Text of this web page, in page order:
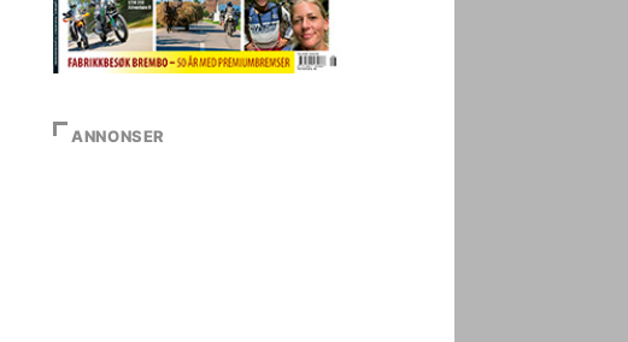
ANNONSER